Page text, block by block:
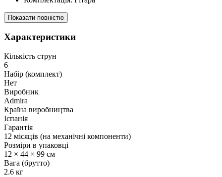
Показати повністю
Характеристики
Кількість струн
6
Набір (комплект)
Нет
Виробник
Admira
Країна виробництва
Іспанія
Гарантія
12 місяців (на механічні компоненти)
Розміри в упаковці
12 × 44 × 99 см
Вага (брутто)
2.6 кг